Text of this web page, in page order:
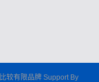
较有限品牌 Support By